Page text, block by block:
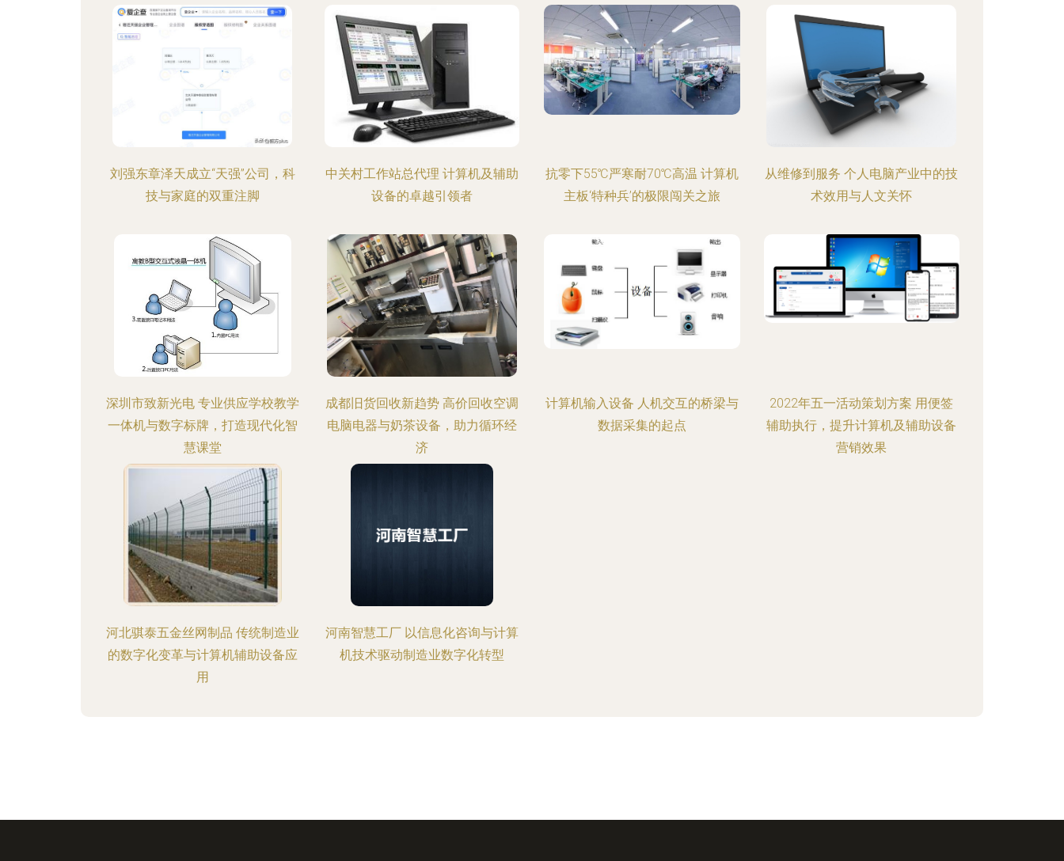
刘强东章泽天成立“天强”公司，科
技与家庭的双重注脚
中关村工作站总代理 计算机及辅助
设备的卓越引领者
抗零下55℃严寒耐70℃高温 计算机
主板‘特种兵’的极限闯关之旅
从维修到服务 个人电脑产业中的技
术效用与人文关怀
深圳市致新光电 专业供应学校教学
一体机与数字标牌，打造现代化智
慧课堂
成都旧货回收新趋势 高价回收空调
电脑电器与奶茶设备，助力循环经
济
计算机输入设备 人机交互的桥梁与
数据采集的起点
2022年五一活动策划方案 用便签
辅助执行，提升计算机及辅助设备
营销效果
河北骐泰五金丝网制品 传统制造业
的数字化变革与计算机辅助设备应
用
河南智慧工厂 以信息化咨询与计算
机技术驱动制造业数字化转型